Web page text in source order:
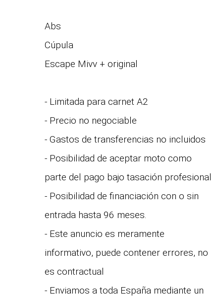
Abs
Cúpula
Escape Mivv + original
- Limitada para carnet A2
- Precio no negociable
- Gastos de transferencias no incluidos
- Posibilidad de aceptar moto como
parte del pago bajo tasación profesional
- Posibilidad de financiación con o sin
entrada hasta 96 meses.
- Este anuncio es meramente
informativo, puede contener errores, no
es contractual
- Enviamos a toda España mediante un